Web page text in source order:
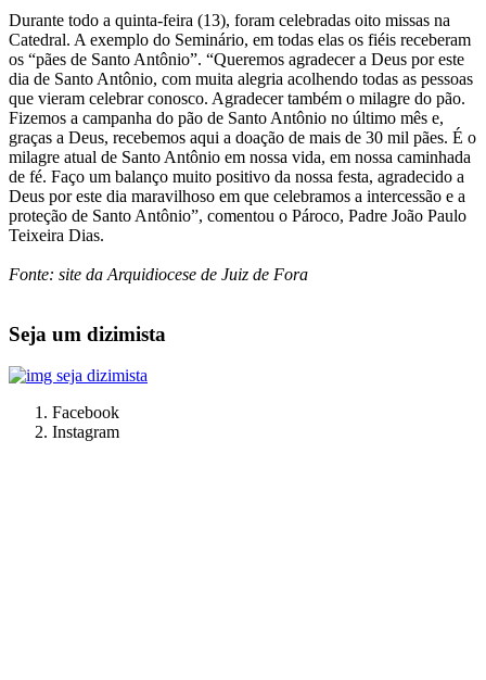
Durante todo a quinta-feira (13), foram celebradas oito missas na
Catedral. A exemplo do Seminário, em todas elas os fiéis receberam
os “pães de Santo Antônio”. “Queremos agradecer a Deus por este
dia de Santo Antônio, com muita alegria acolhendo todas as pessoas
que vieram celebrar conosco. Agradecer também o milagre do pão.
Fizemos a campanha do pão de Santo Antônio no último mês e,
graças a Deus, recebemos aqui a doação de mais de 30 mil pães. É o
milagre atual de Santo Antônio em nossa vida, em nossa caminhada
de fé. Faço um balanço muito positivo da nossa festa, agradecido a
Deus por este dia maravilhoso em que celebramos a intercessão e a
proteção de Santo Antônio”, comentou o Pároco, Padre João Paulo
Teixeira Dias.
Fonte: site da Arquidiocese de Juiz de Fora
Seja um dizimista
Facebook
Instagram